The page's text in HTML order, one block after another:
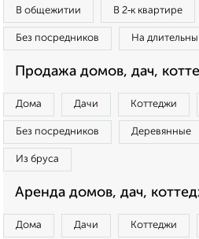
В общежитии В 2‑к квартире
Без посредников На
Продажа домов, дач,
Дома Дачи Коттеджи
Без посредников Деревянные
Из бруса
Аренда домов, дач,
Дома Дачи Коттеджи